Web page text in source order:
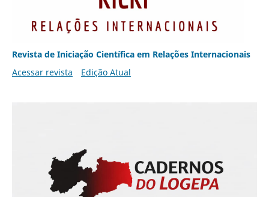
Revista de Iniciação Científica em Relações Internacionais
Acessar revista
Edição Atual